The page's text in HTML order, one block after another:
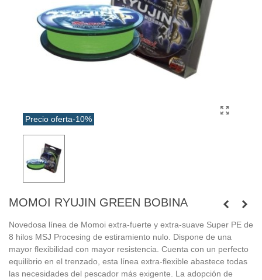
Precio oferta-10%
MOMOI RYUJIN GREEN BOBINA
Novedosa línea de Momoi extra-fuerte y extra-suave Super PE de
8 hilos MSJ Procesing de estiramiento nulo. Dispone de una
mayor flexibilidad con mayor resistencia. Cuenta con un perfecto
equilibrio en el trenzado, esta línea extra-flexible abastece todas
las necesidades del pescador más exigente. La adopción de